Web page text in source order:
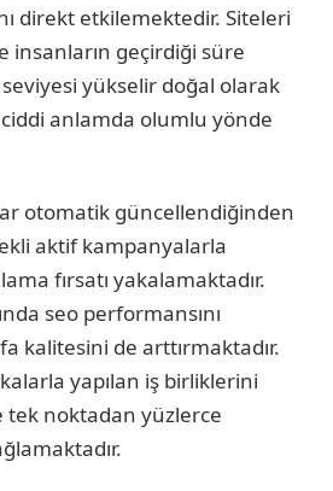
direkt etkilemektedir. Siteleri
insanların geçirdiği süre
yükselir doğal olarak
anlamda olumlu yönde
otomatik güncellendiğinden
aktif kampanyalarla
fırsatı yakalamaktadır.
seo performansını
kalitesini de arttırmaktadır.
yapılan iş birliklerini
noktadan yüzlerce